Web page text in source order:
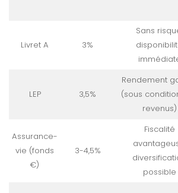
Livret A 3%
Sans
LEP 3,5%
Rendement
(sous
revenus)
Assurance-
vie (fonds
€)
3-4,5%
Fiscalité
possible